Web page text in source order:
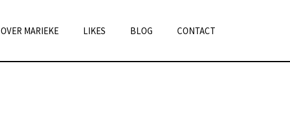
OVER MARIEKE LIKES BLOG CONTACT